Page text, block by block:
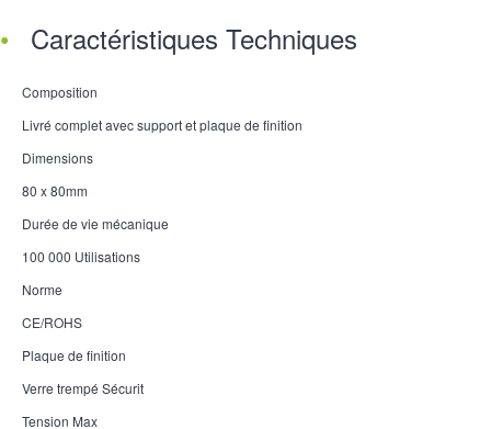
Caractéristiques Techniques
Composition
Livré complet avec support et plaque de finition
Dimensions
80 x 80mm
Durée de vie mécanique
100 000 Utilisations
Norme
CE/ROHS
Plaque de finition
Verre trempé Sécurit
Tension Max